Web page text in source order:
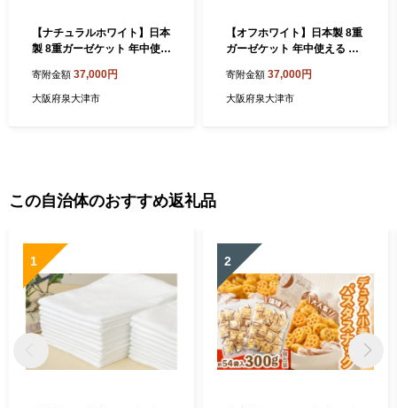
【ナチュラルホワイト】日本
製 8重ガーゼケット 年中使え
cm 綿100%使用｜シングル
白 オーガニック コットン 綿
寄附金額 37,000円
大阪府泉大津市
【オフホワイト】日本製 8重
ガーゼケット 年中使える シ
100%使用｜シングル 白 オ
ーガニック コットン 綿 10
寄附金額 37,000円
大阪府泉大津市
この自治体のおすすめ返礼品
1 2